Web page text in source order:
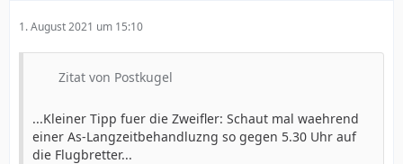
1. August 2021 um 15:10
Zitat von Postkugel
...Kleiner Tipp fuer die Zweifler: Schaut mal waehrend
einer As-Langzeitbehandluzng so gegen 5.30 Uhr auf
die Flugbretter...